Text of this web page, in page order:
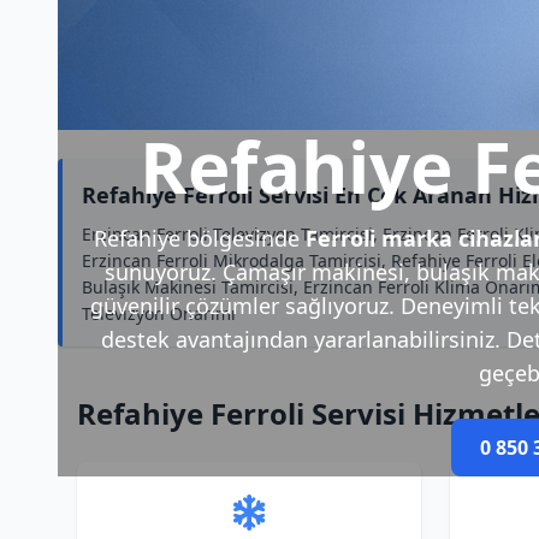
Refahiye
Refahiye bölgesindeFerroli marka
sunuyoruz. Çamaşır makinesi, bulaşık
güvenilir çözümler sağlıyoruz. Deneyimli
destek avantajından yararlanabilirsiniz.
0 850
Refahiye Ferroli Servisi En Çok Aranan
Erzincan Ferroli Televizyon Tamircisi, Erzincan Ferroli
Erzincan Ferroli Mikrodalga Tamircisi, Refahiye Ferroli
Bulaşık Makinesi Tamircisi, Erzincan Ferroli Klima
Televizyon Onarımı
Refahiye Ferroli Servisi